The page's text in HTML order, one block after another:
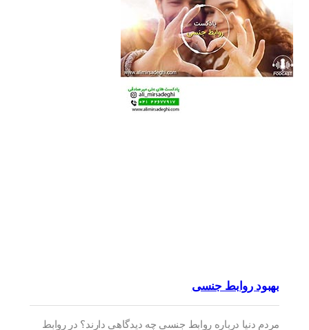
بهبود روابط جنسی
مردم دنیا درباره روابط جنسی چه دیدگاهی دارند؟ در روابط